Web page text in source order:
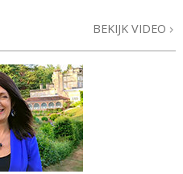
BEKIJK VIDEO